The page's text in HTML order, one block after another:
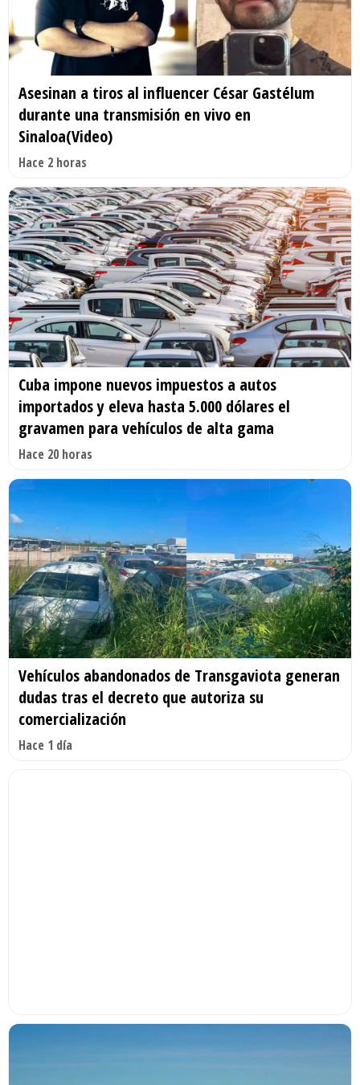
Asesinan a tiros al influencer César Gastélum
durante una transmisión en vivo en
Sinaloa(Video)
Hace 2 horas
Cuba impone nuevos impuestos a autos
importados y eleva hasta 5.000 dólares el
gravamen para vehículos de alta gama
Hace 20 horas
Vehículos abandonados de Transgaviota generan
dudas tras el decreto que autoriza su
comercialización
Hace 1 día